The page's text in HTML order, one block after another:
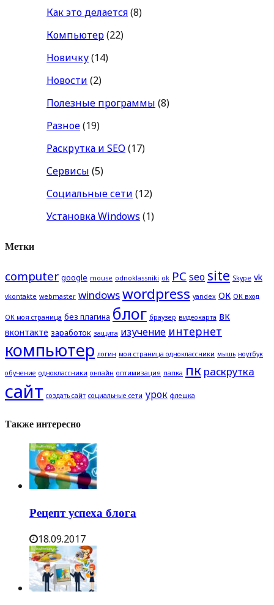
Как это делается(8)
Компьютер(22)
Новичку(14)
Новости (2)
Полезные программы (8)
Разное(19)
Раскрутка и SEO (17)
Сервисы (5)
Социальные сети (12)
Установка Windows (1)
Метки
computer google mouse odnoklassniki ok PC seo site Skype vk
vkontakte webmaster windowswordpress yandex ОК ОК вход
ОК моя страница без плагина блог браузер видеокарта вк
вконтакте заработок защита изучение интернет
компьютер логин моя страница одноклассники мышь ноутбук
обучение одноклассники онлайн оптимизация папка пк раскрутка
сайт создать сайт социальные сети урок флешка
Также интересно
Рецепт успеха блога
18.09.2017